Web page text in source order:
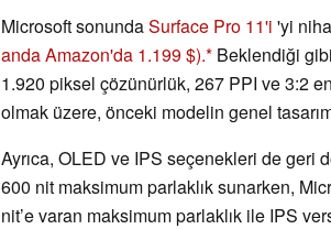
Microsoft sonundaSurface Pro 11'i 'yi
anda Amazon'da 1.199 $). Beklendiği
1.920 piksel çözünürlük, 267 PPI ve 3:2
olmak üzere, önceki modelin genel
Ayrıca, OLED ve IPS seçenekleri de
600 nit maksimum parlaklık sunarken,
nit’e varan maksimum parlaklık ile IPS